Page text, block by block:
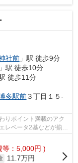
社前 」駅 徒歩9分
」駅 徒歩10分
徒歩11分
多駅前３丁目１５-
りポイント満載のアク
レベータ2基などが揃っ
等：5,000円 )
11.7万円